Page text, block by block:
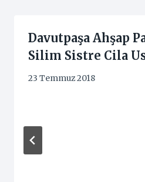
Davutpaşa Ahşap
Silim Sistre Cila
23 Temmuz 2018